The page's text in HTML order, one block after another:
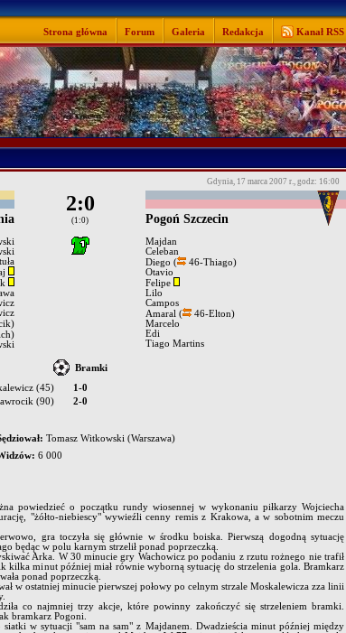
Strona główna Forum Galeria Redakcja Kanał RSS
Gdynia, 17 marca 2007 r., godz: 16:00
2:0
(1:0) Pogoń Szczecin
Majdan
Celeban
Diego (
46-Thiago)
Otavio
Felipe
Lilo
Campos
Amaral (
46-Elton)
Marcelo
Edi
Tiago Martins
Bramki
(45)
1-0
(90)
2-0
Tomasz Witkowski (Warszawa)
6 000
powiedzieć o początku rundy wiosennej w wykonaniu piłkarzy Wojciecha
"żółto-niebiescy" wywieźli cenny remis z Krakowa, a w sobotnim meczu
gra toczyła się głównie w środku boiska. Pierwszą dogodną sytuację
będąc w polu karnym strzelił ponad poprzeczką.
Arka. W 30 minucie gry Wachowicz po podaniu z rzutu rożnego nie trafił
kilka minut później miał równie wyborną sytuację do strzelenia gola. Bramkarz
ponad poprzeczką.
w ostatniej minucie pierwszej połowy po celnym strzale Moskalewicza zza linii
co najmniej trzy akcje, które powinny zakończyć się strzeleniem bramki.
bramkarz Pogoni.
w sytuacji "sam na sam" z Majdanem. Dwadzieścia minut później między